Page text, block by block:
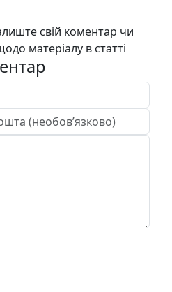
свій коментар чи
матеріалу в статті